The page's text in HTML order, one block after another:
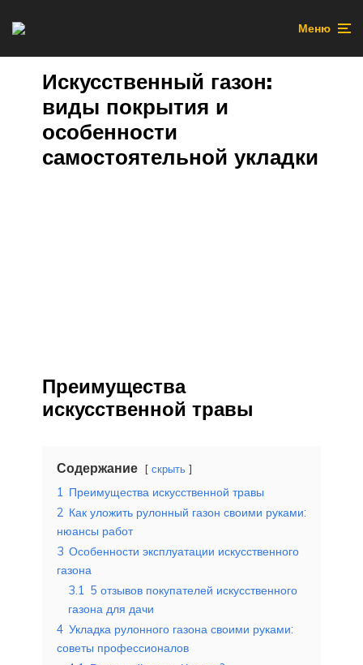
Меню
Искусственный газон:
виды покрытия и
особенности
самостоятельной укладки
Преимущества
искусственной травы
Содержание скрыть
1 Преимущества искусственной травы
2 Как уложить рулонный газон своими руками:
нюансы работ
3 Особенности эксплуатации искусственного
газона
3.1 5 отзывов покупателей искусственного
газона для дачи
4 Укладка рулонного газона своими руками:
советы профессионалов